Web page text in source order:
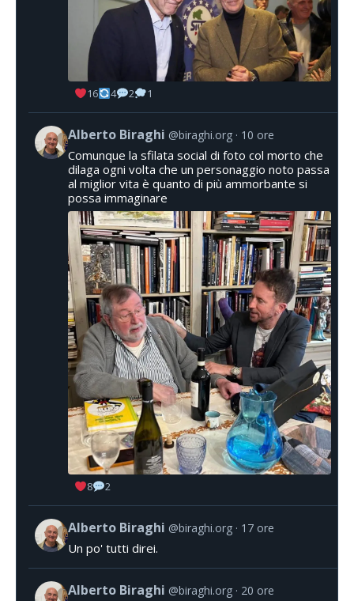
16 4 2 1
Alberto Biraghi @biraghi.org 10 ore
Comunque la sfilata social di foto col morto che
dilaga ogni volta che un personaggio noto passa
al miglior vita è quanto di più ammorbante si
possa immaginare
8 2
Alberto Biraghi @biraghi.org 17 ore
Un po' tutti direi.
Alberto Biraghi @biraghi.org 20 ore